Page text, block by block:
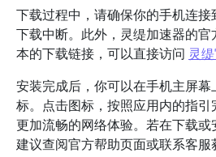
下载过程中，请确保你的手机连
下载中断。此外，灵缇加速器的
本的下载链接，可以直接访问 灵
安装完成后，你可以在手机主屏
标。点击图标，按照应用内的指
更加流畅的网络体验。若在下载或
建议查阅官方帮助页面或联系客服